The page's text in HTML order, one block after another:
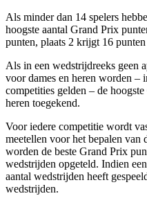
Als minder dan 14 spelers
hoogste aantal Grand Prix
punten, plaats 2 krijgt 16 punten
Als in een wedstrijdreeks geen
voor dames en heren worden –
competities gelden – de
heren toegekend.
Voor iedere competitie wordt
meetellen voor het bepalen van
worden de beste Grand Prix
wedstrijden opgeteld. Indien
aantal wedstrijden heeft
wedstrijden.